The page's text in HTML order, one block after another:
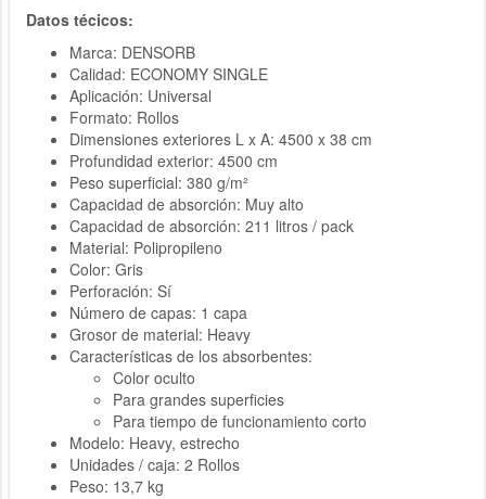
Datos técicos:
Marca: DENSORB
Calidad: ECONOMY SINGLE
Aplicación: Universal
Formato: Rollos
Dimensiones exteriores L x A: 4500 x 38 cm
Profundidad exterior: 4500 cm
Peso superficial: 380 g/m²
Capacidad de absorción: Muy alto
Capacidad de absorción: 211 litros / pack
Material: Polipropileno
Color: Gris
Perforación: Sí
Número de capas: 1 capa
Grosor de material: Heavy
Características de los absorbentes:
Color oculto
Para grandes superficies
Para tiempo de funcionamiento corto
Modelo: Heavy, estrecho
Unidades / caja: 2 Rollos
Peso: 13,7 kg